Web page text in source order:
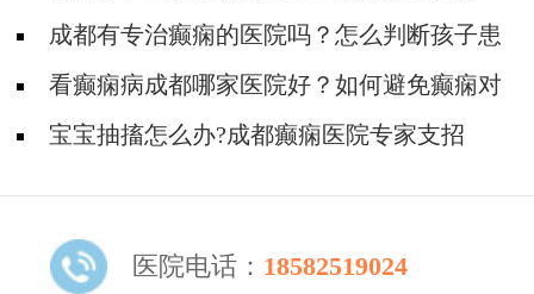
成都有专治癫痫的医院吗？怎么判断孩子患
了癫痫？
看癫痫病成都哪家医院好？如何避免癫痫对
孩子的危害？
宝宝抽搐怎么办?成都癫痫医院专家支招
医院电话： 18582519024